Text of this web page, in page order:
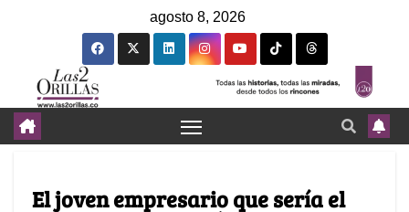
agosto 8, 2026
El joven empresario que sería el